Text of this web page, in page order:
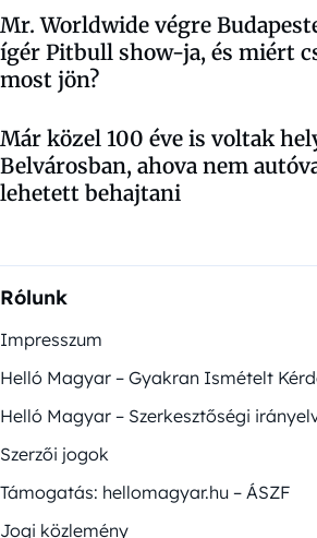
Mr. Worldwide végre
ígér Pitbull show-ja, és miért
most jön?
Már közel 100 éve is voltak
Belvárosban, ahova nem
lehetett behajtani
Rólunk
Impresszum
Helló Magyar – Gyakran Ismételt
Helló Magyar – Szerkesztőségi
Szerzői jogok
Támogatás: hellomagyar.hu – ÁSZF
Jogi közlemény